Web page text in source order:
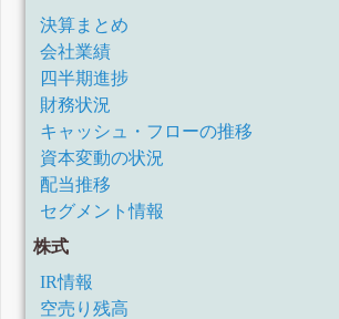
決算まとめ
会社業績
四半期進捗
財務状況
キャッシュ・フローの推移
資本変動の状況
配当推移
セグメント情報
株式
IR情報
空売り残高